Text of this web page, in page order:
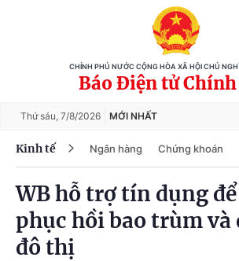
CHÍNH PHỦ NƯỚC CỘNG HÒA XÃ HỘI CHỦ
Báo Điện tử
Thứ sáu, 7/8/2026 MỚI NHẤT
Kinh tế Ngân hàng Chứng khoán
WB hỗ trợ tín dụng
phục hồi bao trùm
đô thị